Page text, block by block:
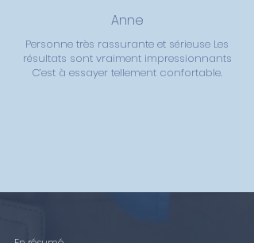
Anne
Personne très rassurante et sérieuse Les
résultats sont vraiment impressionnants
C’est à essayer tellement confortable.